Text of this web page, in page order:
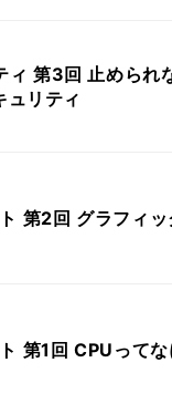
第3回 止められ
リティ
第2回 グラフィ
第1回 CPUって